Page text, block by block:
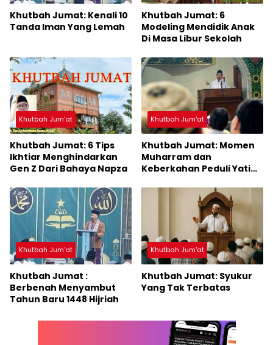
Khutbah Jumat: Kenali 10
Tanda Iman Yang Lemah
Khutbah Jumat: 6
Modeling Mendidik Anak
Di Masa Libur Sekolah
Khutbah Jum'at
Khutbah Jumat: 6 Tips
Ikhtiar Menghindarkan
Gen Z Dari Bahaya Napza
Khutbah Jum'at
Khutbah Jumat: Momen
Muharram dan
Keberkahan Peduli Yatim
Khutbah Jum'at
Khutbah Jumat :
Berbenah Menyambut
Tahun Baru 1448 Hijriah
Khutbah Jum'at
Khutbah Jumat: Syukur
Yang Tak Terbatas